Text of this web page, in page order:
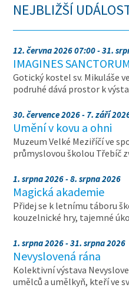
NEJBLIŽŠÍ
12. června 2026 07:00 - 31.
IMAGINES SANCTORUM
Gotický kostel sv. Mikuláše
podruhé dává prostor k
30. července 2026 - 7. září
Umění v kovu a ohni
Muzeum Velké Meziříčí ve
průmyslovou školou Třebíč
1. srpna 2026 - 8. srpna 2026
Magická akademie
Přidej se k letnímu táboru
kouzelnické hry, tajemné
1. srpna 2026 - 31. srpna 2026
Nevyslovená rána
Kolektivní výstava
umělců a umělkyň, kteří ve